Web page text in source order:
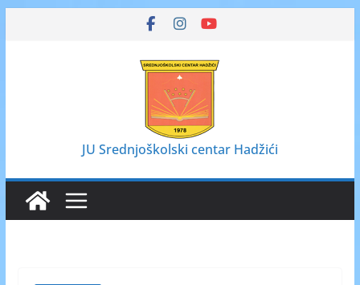
JU Srednjoškolski centar Hadžići